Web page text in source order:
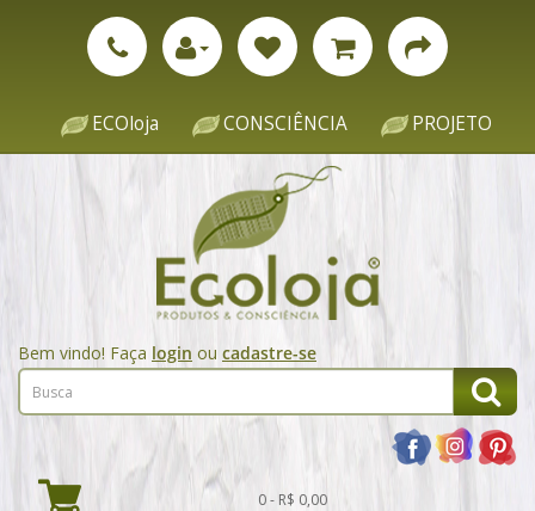
ECOloja CONSCIÊNCIA PROJETO
Bem vindo! Faça login ou cadastre-se
0 - R$ 0,00